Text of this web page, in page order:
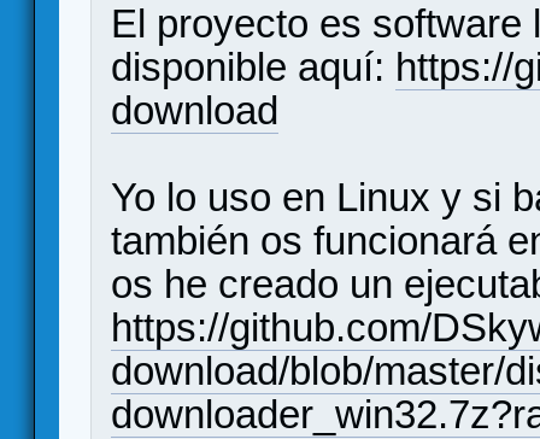
El proyecto es software
disponible aquí: https://
download
Yo lo uso en Linux y si
también os funcionará
os he creado un
https://github.com/
download/blob/master/